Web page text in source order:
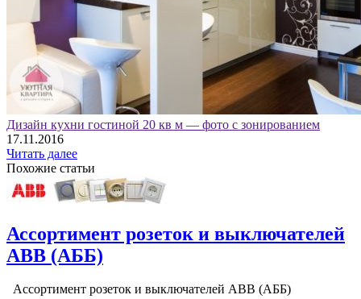
Дизайн кухни гостиной 20 кв м — фото с зонированием
17.11.2016
Читать далее
Похожие статьи
Ассортимент розеток и выключателей
АВВ (АББ)
Ассортимент розеток и выключателей АВВ (АББ)